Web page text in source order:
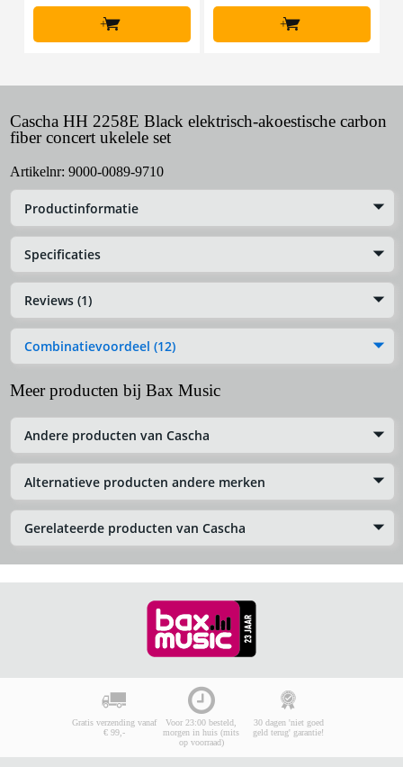
+ +
Cascha HH 2258E Black elektrisch-akoestische carbon
fiber concert ukelele set
Artikelnr: 9000-0089-9710
Productinformatie
Specificaties
Reviews (1)
Combinatievoordeel (12)
Meer producten bij Bax Music
Andere producten van Cascha
Alternatieve producten andere merken
Gerelateerde producten van Cascha
Gratis verzending vanaf
€ 99,-
Voor 23:00 besteld,
morgen in huis (mits
op voorraad)
30 dagen 'niet goed
geld terug' garantie!